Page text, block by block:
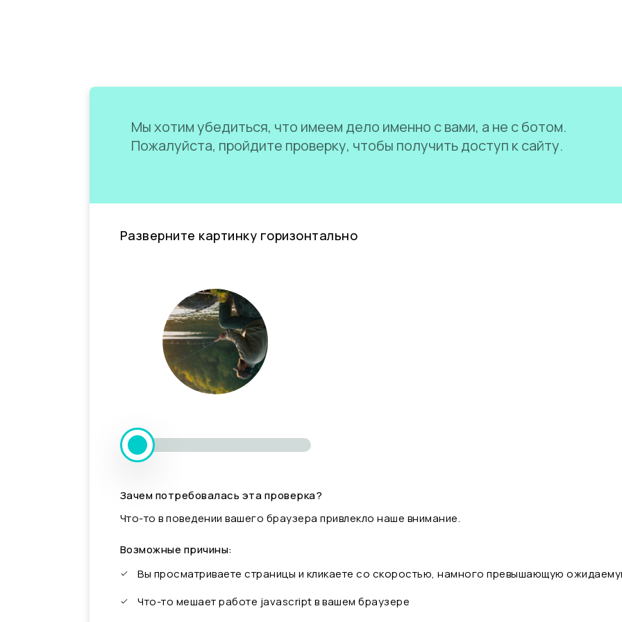
Мы хотим убедиться, что имеем дело именно с вами, а не с ботом.
Пожалуйста, пройдите проверку, чтобы получить доступ к сайту.
Разверните картинку горизонтально
Зачем потребовалась эта проверка?
Что-то в поведении вашего браузера привлекло наше внимание.
Возможные причины:
Вы просматриваете страницы и кликаете со скоростью, намного превышающую
Что-то мешает работе javascript в вашем браузере